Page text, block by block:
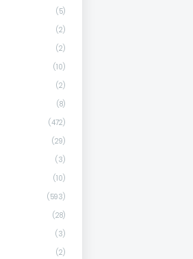
(5)
(2)
(2)
(10)
(2)
(8)
(472)
(29)
(3)
(10)
(593)
(28)
(3)
(2)